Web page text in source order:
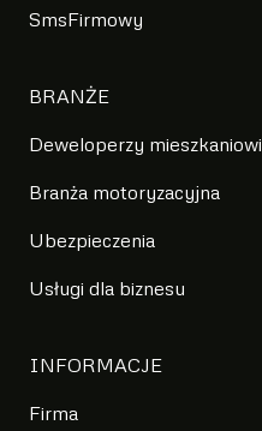
SmsFirmowy
BRANŻE
Deweloperzy mieszkaniowi
Branża motoryzacyjna
Ubezpieczenia
Usługi dla biznesu
INFORMACJE
Firma